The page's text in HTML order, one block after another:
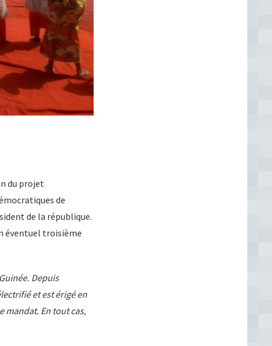
du projet
de
de la république.
éventuel troisième
Depuis
et est érigé en
mandat. En tout cas,